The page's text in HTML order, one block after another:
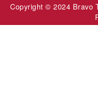
Copyright © 2024 Bravo